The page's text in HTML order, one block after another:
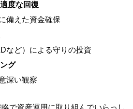
度な回復
備えた資金確保
など）による守りの投資
グ
深い観察
で資産運用に取り組んでいらっし